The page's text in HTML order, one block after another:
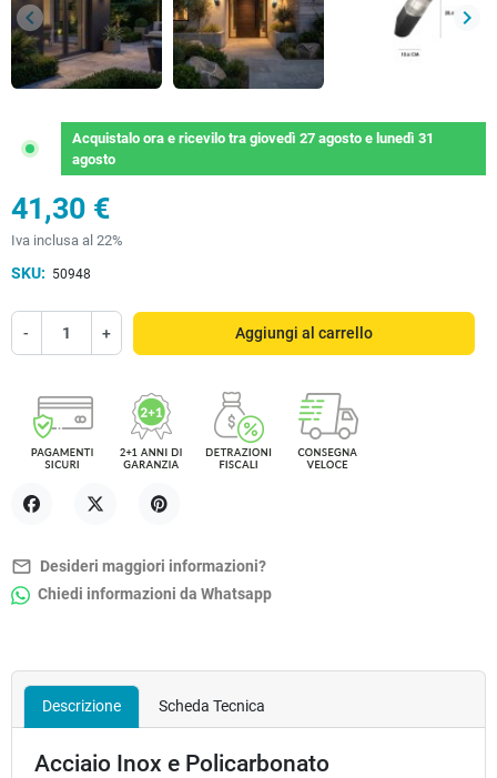
Precedente
keyboard_arrow_left keyboard_arrow_right
Acquistalo orae ricevilo tra giovedì 27 agostoe lunedì 31
agosto
41,30 €
Iva inclusa al 22%
SKU: 50948
- + Aggiungi al carrello
mail_outline Desideri maggiori informazioni?
Chiedi informazioni da Whatsapp
Descrizione Scheda Tecnica
Acciaio Inox e Policarbonato